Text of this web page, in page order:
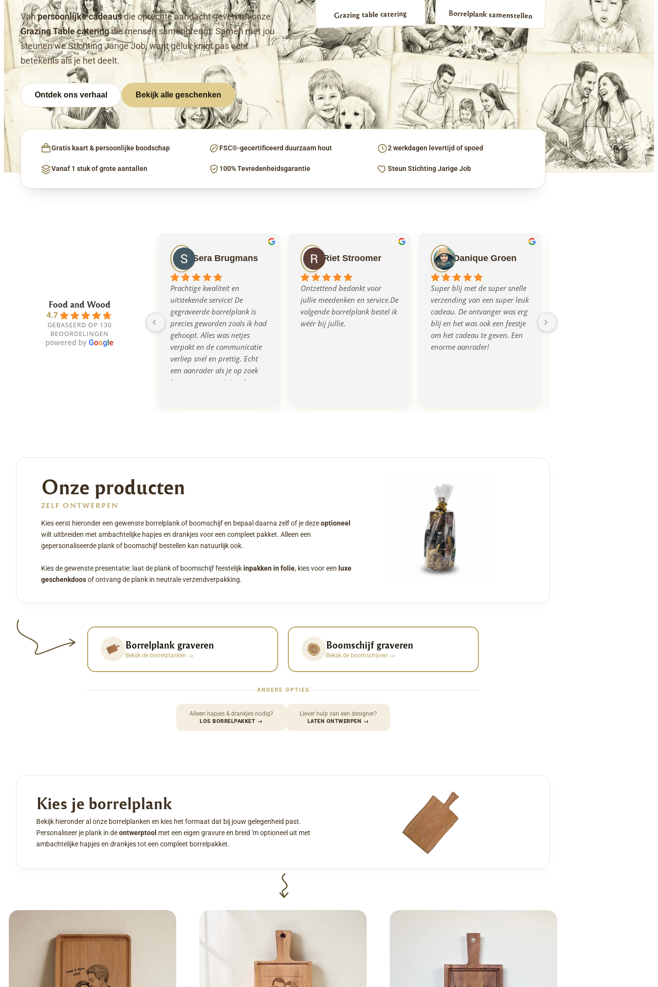
Vanpersoonlijke cadeausdie oprechte aandacht geven tot onze
Grazing Table cateringdie mensen samenbrengt. Samen met jou
steunen we Stichting Jarige Job, want geluk krijgt pas echt
betekenis als je het deelt.
Ontdek ons verhaal Bekijk alle geschenken
Grazing table catering Borrelplank samenstellen
Gratis kaart & persoonlijke boodschap FSC®-gecertificeerd duurzaam hout 2 werkdagen levertijd of spoed
Vanaf 1 stuk of grote aantallen 100% Tevredenheidsgarantie Steun Stichting Jarige Job
Food and Wood
4.7
GEBASEERD OP 130
BEOORDELINGEN
powered by Google
Sera Brugmans
Prachtige kwaliteit en
uitstekende service! De
gegraveerde borrelplank is
precies geworden zoals ik had
gehoopt. Alles was netjes
verpakt en de communicatie
verliep snel en prettig. Echt
een aanrader als je op zoek
bent naar een origineel en
Riet Stroomer
Ontzettend bedankt voor
jullie meedenken en service.De
volgende borrelplank bestel ik
wéér bij jullie.
Danique Groen
Super blij met de super snelle
verzending van een super leuk
cadeau. De ontvanger was erg
blij en het was ook een feestje
om het cadeau te geven. Een
enorme aanrader!
Onze producten
ZELF ONTWERPEN
Kies eerst hieronder een gewenste borrelplank of boomschijf en bepaal daarna zelf of je dezeoptioneel
wilt uitbreiden met ambachtelijke hapjes en drankjes voor een compleet pakket. Alleen een
gepersonaliseerde plank of boomschijf bestellen kan natuurlijk ook.
Kies de gewenste presentatie: laat de plank of boomschijf feestelijkinpakken in folie, kies voor een luxe
geschenkdoosof ontvang de plank in neutrale verzendverpakking.
Borrelplank graveren
Bekijk de borrelplanken →
Boomschijf graveren
Bekijk de boomschijven →
ANDERE OPTIES
Alleen hapjes & drankjes nodig?
LOS BORRELPAKKET →
Liever hulp van een designer?
LATEN ONTWERPEN →
Kies je borrelplank
Bekijk hieronder al onze borrelplanken en kies het formaat dat bij jouw gelegenheid past.
Personaliseer je plank in deontwerptool met een eigen gravure en breid 'm optioneel uit met
ambachtelijke hapjes en drankjes tot een compleet borrelpakket.